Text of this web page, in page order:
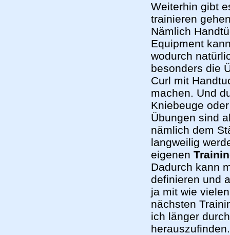
Weiterhin gibt
trainieren
Nämlich
Equipment
wodurch
besonders die
Curl mit
machen. Und
Kniebeuge
Übungen sind
nämlich dem
langweilig
eigenen
Dadurch kann
definieren und
ja mit wie
nächsten
ich länger
herauszufinden.